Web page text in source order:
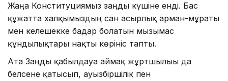
Жаңа Конституциямыз заңды күшіне енді. Бас
құжатта халқымыздың сан ғасырлық арман-мұраты
мен келешекке бағдар болатын мызғымас
құндылықтары нақты көрініс тапты.
Ата Заңды қабылдауға аймақ жұртшылығы да
белсене қатысып, ауызбіршілік пен